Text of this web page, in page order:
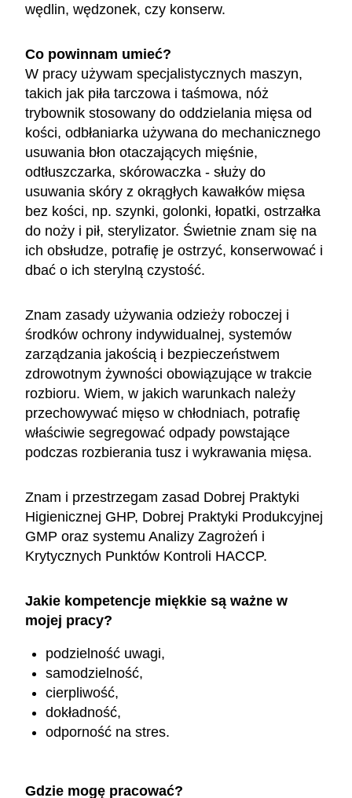
wędlin, wędzonek, czy konserw.
Co powinnam umieć?
W pracy używam specjalistycznych maszyn,
takich jak piła tarczowa i taśmowa, nóż
trybownik stosowany do oddzielania mięsa od
kości, odbłaniarka używana do mechanicznego
usuwania błon otaczających mięśnie,
odtłuszczarka, skórowaczka - służy do
usuwania skóry z okrągłych kawałków mięsa
bez kości, np. szynki, golonki, łopatki, ostrzałka
do noży i pił, sterylizator. Świetnie znam się na
ich obsłudze, potrafię je ostrzyć, konserwować i
dbać o ich sterylną czystość.
Znam zasady używania odzieży roboczej i
środków ochrony indywidualnej, systemów
zarządzania jakością i bezpieczeństwem
zdrowotnym żywności obowiązujące w trakcie
rozbioru. Wiem, w jakich warunkach należy
przechowywać mięso w chłodniach, potrafię
właściwie segregować odpady powstające
podczas rozbierania tusz i wykrawania mięsa.
Znam i przestrzegam zasad Dobrej Praktyki
Higienicznej GHP, Dobrej Praktyki Produkcyjnej
GMP oraz systemu Analizy Zagrożeń i
Krytycznych Punktów Kontroli HACCP.
Jakie kompetencje miękkie są ważne w
mojej pracy?
podzielność uwagi,
samodzielność,
cierpliwość,
dokładność,
odporność na stres.
Gdzie mogę pracować?